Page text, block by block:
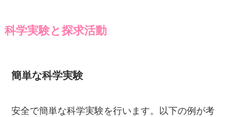
科学実験と探求活動
簡単な科学実験
安全で簡単な科学実験を行います。以下の例が考